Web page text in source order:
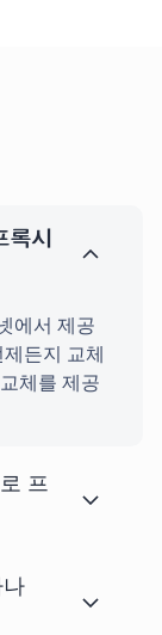
시
에서 제공
든지 교체
체를 제공
프
나